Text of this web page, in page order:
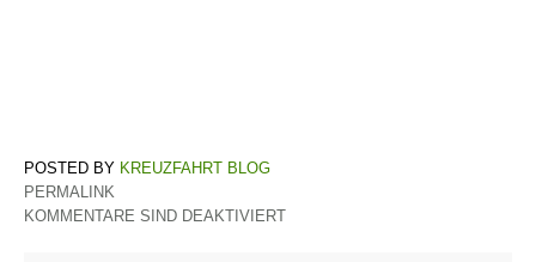
KREUZFAHRT BLOG
PERMALINK
KOMMENTARE SIND DEAKTIVIERT